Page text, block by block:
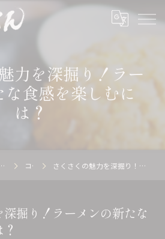
力を深掘り！ラー
な食感を楽しむに
は？
の求人なら麺屋 たいそん コラム さくさくの魅力を深掘り！ラーメンの新たな食感を楽しむには？
掘り！ラーメンの新たな